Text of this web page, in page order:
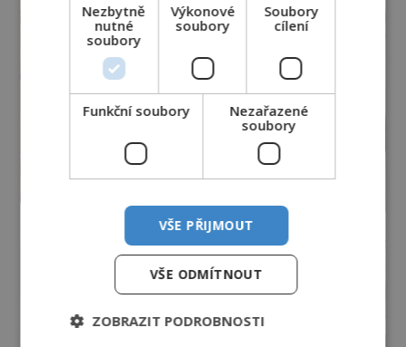
Nezbytně
nutné
soubory
Výkonové
soubory
Soubory
cílení
Funkční soubory
Nezařazené
soubory
VŠE PŘIJMOUT
VŠE ODMÍTNOUT
ZOBRAZIT PODROBNOSTI